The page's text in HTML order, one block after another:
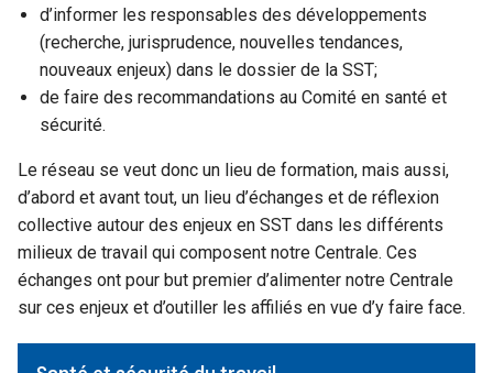
d’informer les responsables des développements
(recherche, jurisprudence, nouvelles tendances,
nouveaux enjeux) dans le dossier de la SST;
de faire des recommandations au Comité en santé et
sécurité.
Le réseau se veut donc un lieu de formation, mais aussi,
d’abord et avant tout, un lieu d’échanges et de réflexion
collective autour des enjeux en SST dans les différents
milieux de travail qui composent notre Centrale. Ces
échanges ont pour but premier d’alimenter notre Centrale
sur ces enjeux et d’outiller les affiliés en vue d’y faire face.